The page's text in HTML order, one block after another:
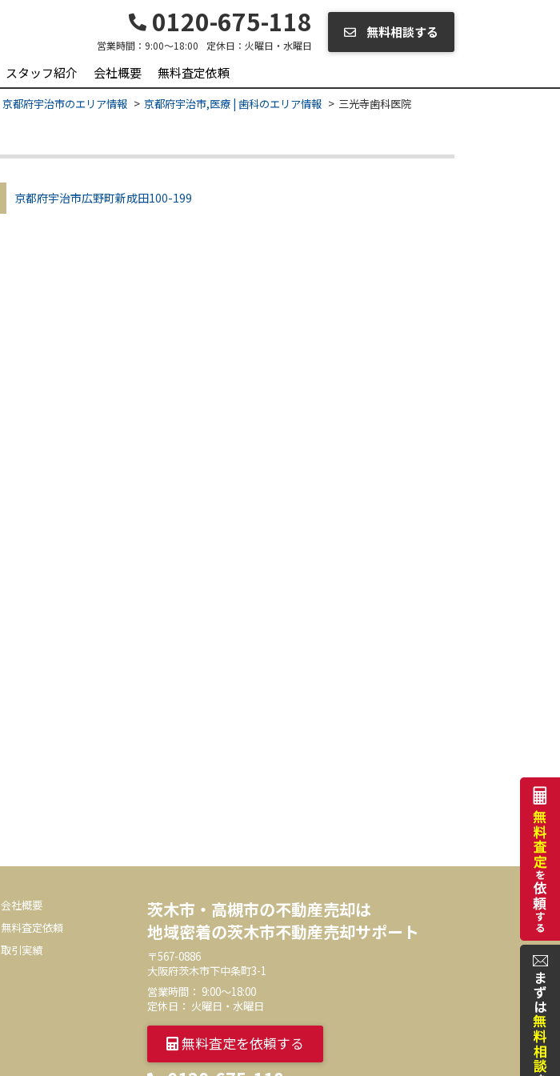
0120-675-118
営業時間： 9:00～18:00 定休日： 火曜日・水曜日
無料相談する
スタッフ紹介 会社概要 無料査定依頼
京都府宇治市のエリア情報 京都府宇治市,医療 | 歯科のエリア情報 三光寺歯科医院
京都府宇治市広野町新成田100-199
会社概要
無料査定依頼
取引実績
茨木市・高槻市の不動産売却は
地域密着の茨木市不動産売却サポート
〒567-0886
大阪府茨木市下中条町3-1
営業時間： 9:00～18:00
定休日： 火曜日・水曜日
無料査定を依頼する